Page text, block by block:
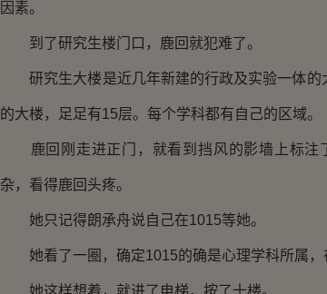
因素。
到了研究生楼门口，鹿回就犯难了。
研究生大楼是近几年新建的行政及实验一体的
的大楼，足足有15层。每个学科都有自己的区域。
鹿回刚走进正门，就看到挡风的影墙上标注
杂，看得鹿回头疼。
她只记得朗承舟说自己在1015等她。
她看了一圈，确定1015的确是心理学科所属，
她这样想着，就进了电梯，按了十楼。